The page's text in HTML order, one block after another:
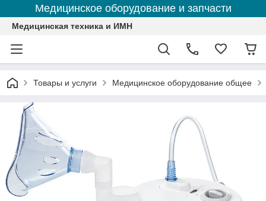
Медицинское оборудование и запчасти
Медицинская техника и ИМН
Товары и услуги Медицинское оборудование общее